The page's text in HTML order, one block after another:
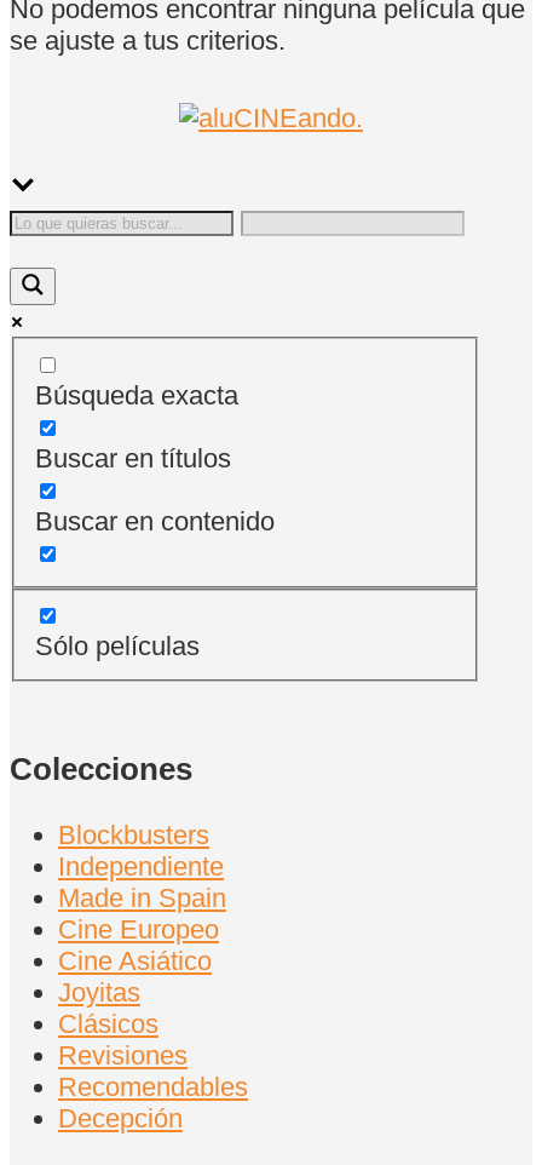
No podemos encontrar ninguna película que
se ajuste a tus criterios.
Búsqueda exacta
Buscar en títulos
Buscar en contenido
Sólo películas
Colecciones
Blockbusters
Independiente
Made in Spain
Cine Europeo
Cine Asiático
Joyitas
Clásicos
Revisiones
Recomendables
Decepción